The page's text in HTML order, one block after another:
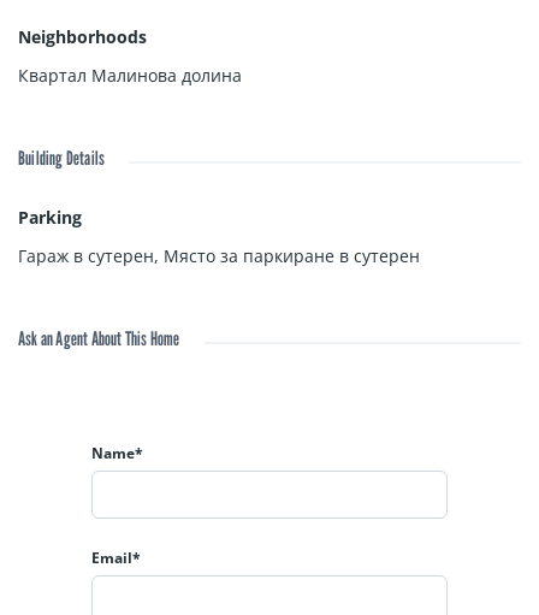
Екип БАЛИК ЕСТЕЙТ!
Neighborhoods
Квартал Малинова долина
Building Details
Parking
Гараж в сутерен, Място за паркиране в сутерен
Ask an Agent About This Home
Name*
Email*